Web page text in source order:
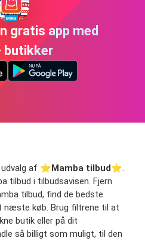
gratis app med
butikker
af ⭐️Mamba tilbud⭐️.
tilbud i tilbudsavisen. Fjern
tilbud, find de bedste
næste køb. Brug filtrene til at
butik eller på dit
så billigt som muligt, til den